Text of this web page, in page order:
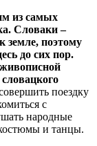
из самых
Словаки –
земле, поэтому
до сих пор.
поездку
с
народные
и танцы.